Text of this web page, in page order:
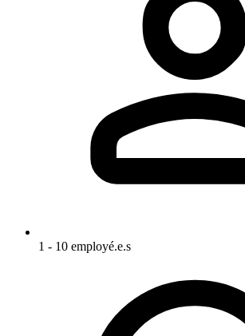
1 - 10 employé.e.s